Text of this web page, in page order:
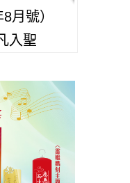
月號）
入聖